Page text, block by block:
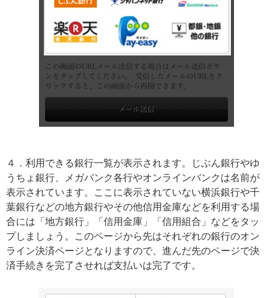
４．利用できる銀行一覧が表示されます。じぶん銀行やゆ
うちょ銀行、メガバンク各行やオンラインバンクは名前が
表示されています。ここに表示されていない横浜銀行や千
葉銀行などの地方銀行やその他信用金庫などを利用する場
合には「地方銀行」「信用金庫」「信用組合」などをタッ
プしましょう。このページから先はそれぞれの銀行のオン
ライン決済ページとなりますので、進んだ先のページで決
済手続きを完了させれば支払いは完了です。